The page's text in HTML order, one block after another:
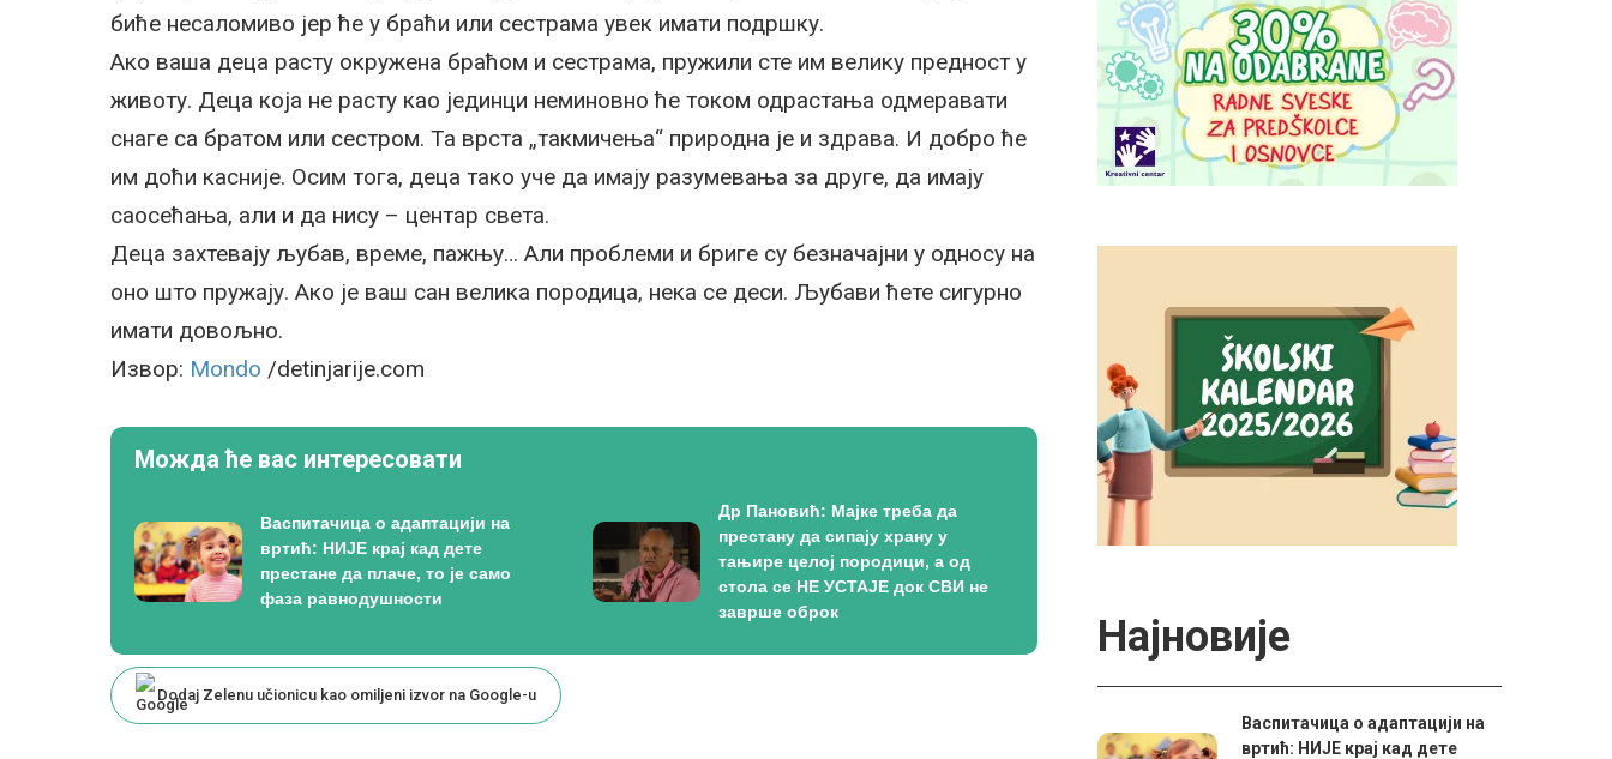
биће несаломиво јер ће у браћи или сестрама увек имати подршку.
Ако ваша деца расту окружена браћом и сестрама, пружили сте им велику предност у
животу. Деца која не расту као јединци неминовно ће током одрастања одмеравати
снаге са братом или сестром. Та врста „такмичења“ природна је и здрава. И добро ће
им доћи касније. Осим тога, деца тако уче да имају разумевања за друге, да имају
саосећања, али и да нису – центар света.
Деца захтевају љубав, време, пажњу… Али проблеми и бриге су безначајни у односу на
оно што пружају. Ако је ваш сан велика породица, нека се деси. Љубави ћете сигурно
имати довољно.
Извор: Mondo /detinjarije.com
Можда ће вас интересовати
Васпитачица о адаптацији на
вртић: НИЈЕ крај кад дете
престане да плаче, то је само
фаза равнодушности
Др Пановић: Мајке треба да
престану да сипају храну у
тањире целој породици, а од
стола се НЕ УСТАЈЕ док СВИ не
заврше оброк
Dodaj Zelenu učionicu kao omiljeni izvor na Google-u
Најновије
Васпитачица о адаптацији на
вртић: НИЈЕ крај кад дете